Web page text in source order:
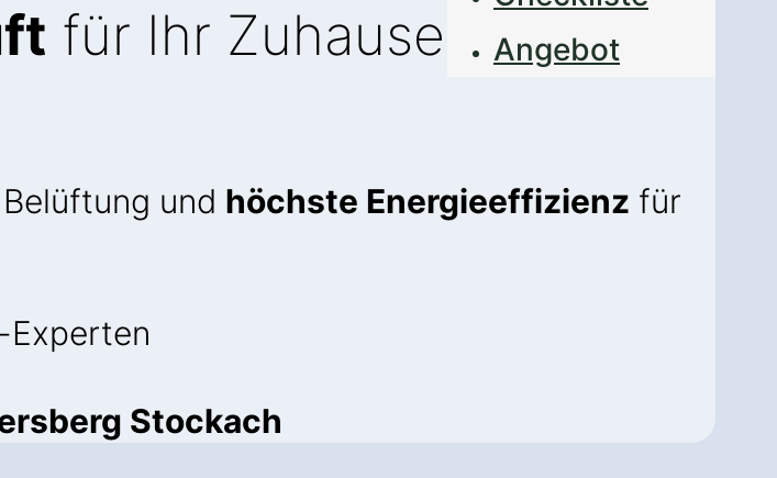
Angebot
für Ihr Zuhause
und höchste Energieeffizienz für
Stockach